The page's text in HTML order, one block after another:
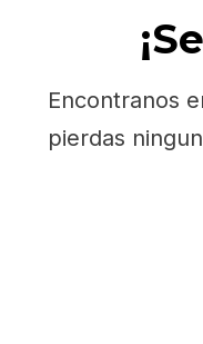
¡Se
Encontranos
pierdas